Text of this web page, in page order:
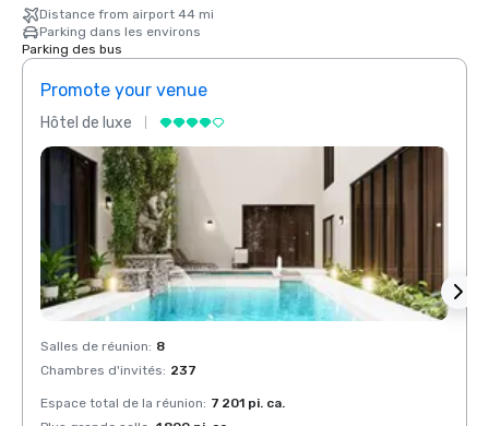
Distance from airport 44 mi
Parking dans les environs
Parking des bus
Promote your venue
Hôtel de luxe
Salles de réunion: 8
Chambres d'invités: 237
Espace total de la réunion: 7 201 pi. ca.